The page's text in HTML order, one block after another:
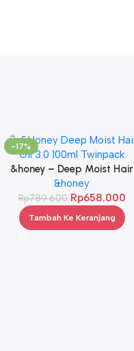
-17%
&honey – Deep Moist Hair
Oil 3.0 100ml Twinpack
&honey
Rp789.600 Rp658.000
Tambah Ke Keranjang